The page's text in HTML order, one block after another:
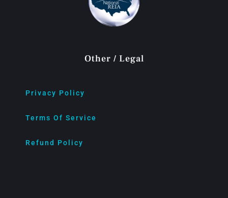
Other / Legal
Privacy Policy
Terms Of Service
Refund Policy